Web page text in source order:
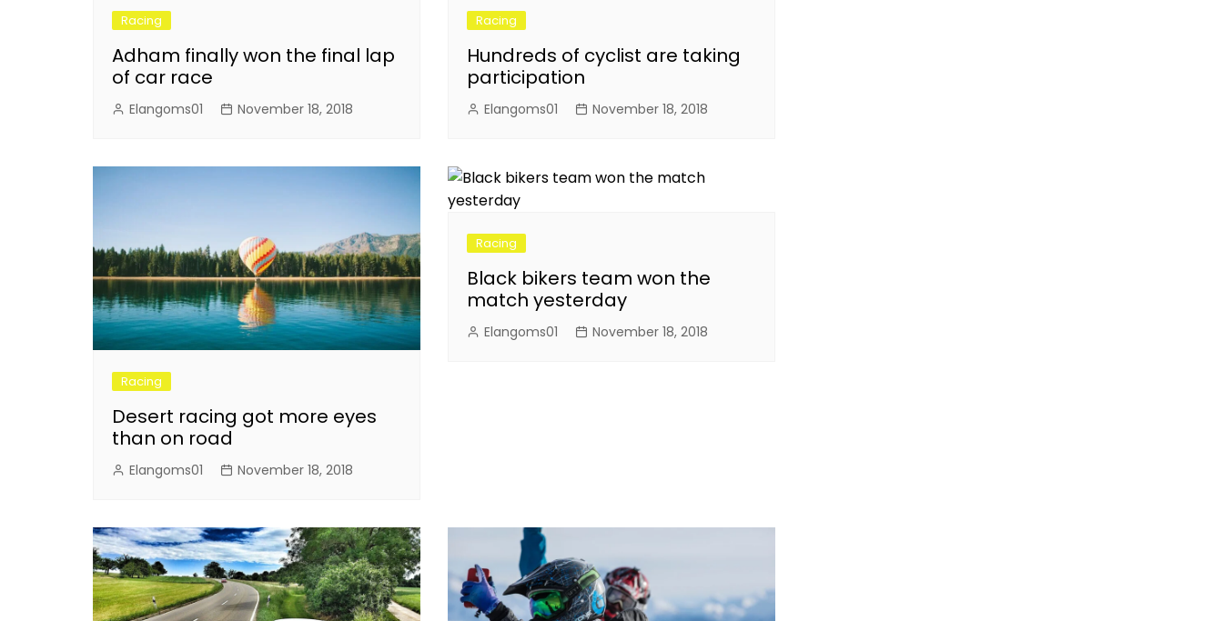
Racing
Adham finally won the final lap
of car race
Elangoms01 November 18, 2018
Racing
Hundreds of cyclist are taking
participation
Elangoms01 November 18, 2018
Racing
Desert racing got more eyes
than on road
Elangoms01 November 18, 2018
Racing
Black bikers team won the
match yesterday
Elangoms01 November 18, 2018